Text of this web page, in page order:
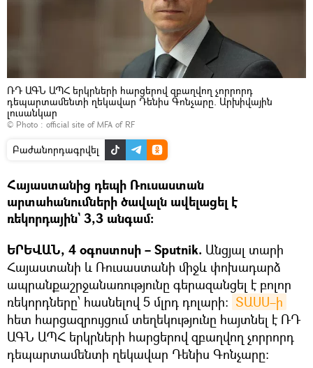
ՌԴ ԱԳՆ ԱՊՀ երկրների հարցերով զբաղվող չորրորդ
դեպարտամենտի ղեկավար Դենիս Գոնչարը. Արխիվային
լուսանկար
© Photo : official site of MFA of RF
Բաժանորդագրվել
Հայաստանից դեպի Ռուսաստան
արտահանումների ծավալն ավելացել է
ռեկորդային` 3,3 անգամ։
ԵՐԵՎԱՆ, 4 օգոստոսի – Sputnik. Անցյալ տարի
Հայաստանի և Ռուսաստանի միջև փոխադարձ
ապրանքաշրջանառությունը գերազանցել է բոլոր
ռեկորդները՝ հասնելով 5 մլրդ դոլարի։ ՏԱՍՍ–ի
հետ հարցազրույցում տեղեկությունը հայտնել է ՌԴ
ԱԳՆ ԱՊՀ երկրների հարցերով զբաղվող չորրորդ
դեպարտամենտի ղեկավար Դենիս Գոնչարը։